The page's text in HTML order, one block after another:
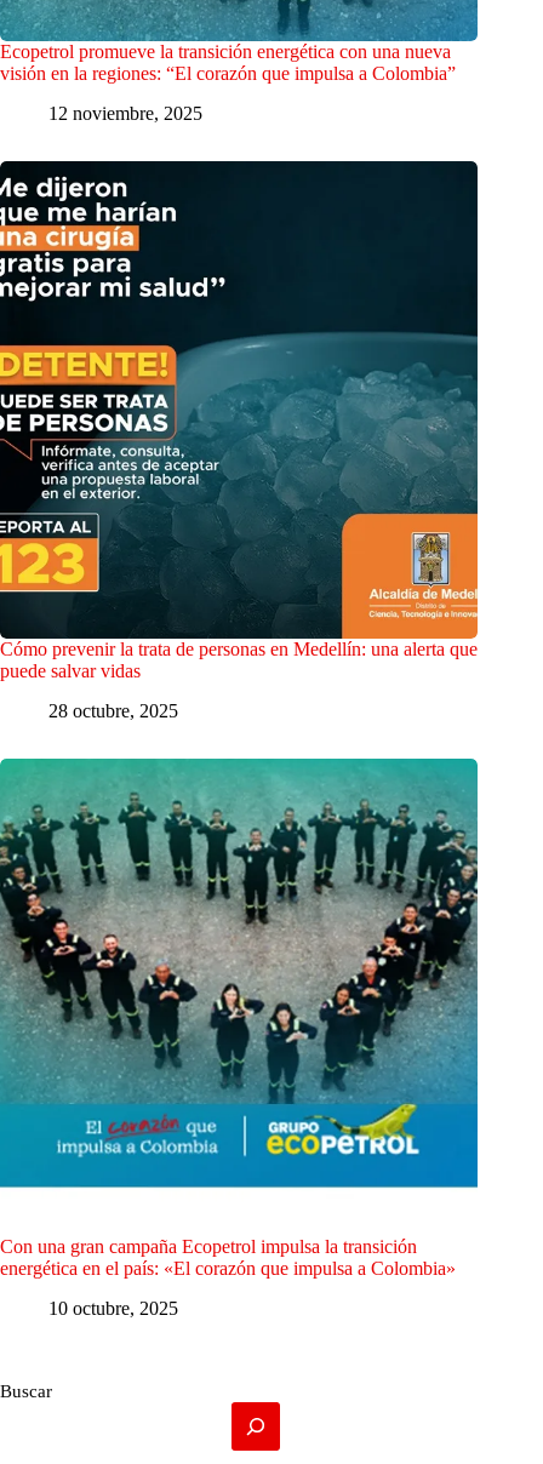
Ecopetrol promueve la transición energética con una nueva
visión en la regiones: “El corazón que impulsa a Colombia”
12 noviembre, 2025
Cómo prevenir la trata de personas en Medellín: una alerta que
puede salvar vidas
28 octubre, 2025
Con una gran campaña Ecopetrol impulsa la transición
energética en el país: «El corazón que impulsa a Colombia»
10 octubre, 2025
Buscar